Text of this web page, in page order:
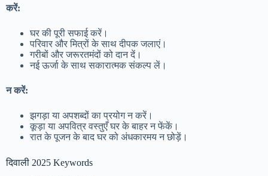
करें:
घर की पूरी सफाई करें।
परिवार और मित्रों के साथ दीपक जलाएं।
गरीबों और जरूरतमंदों को दान दें।
नई ऊर्जा के साथ सकारात्मक संकल्प लें।
न करें:
झगड़ा या अपशब्दों का प्रयोग न करें।
कूड़ा या अपवित्र वस्तुएँ घर के बाहर न फेंकें।
रात के पूजन के बाद घर को अंधकारमय न छोड़ें।
दिवाली 2025 Keywords